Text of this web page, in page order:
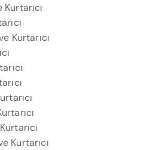
Kurtarıcı
Kurtarıcı